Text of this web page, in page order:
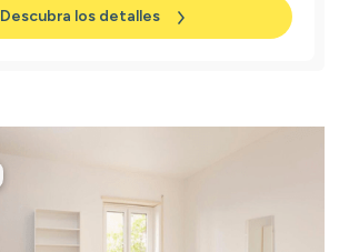
Descubra los detalles